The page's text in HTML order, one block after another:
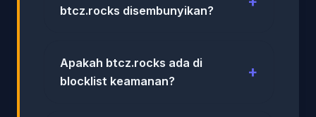
btcz.rocks disembunyikan?
Apakah btcz.rocks ada di
blocklist keamanan?